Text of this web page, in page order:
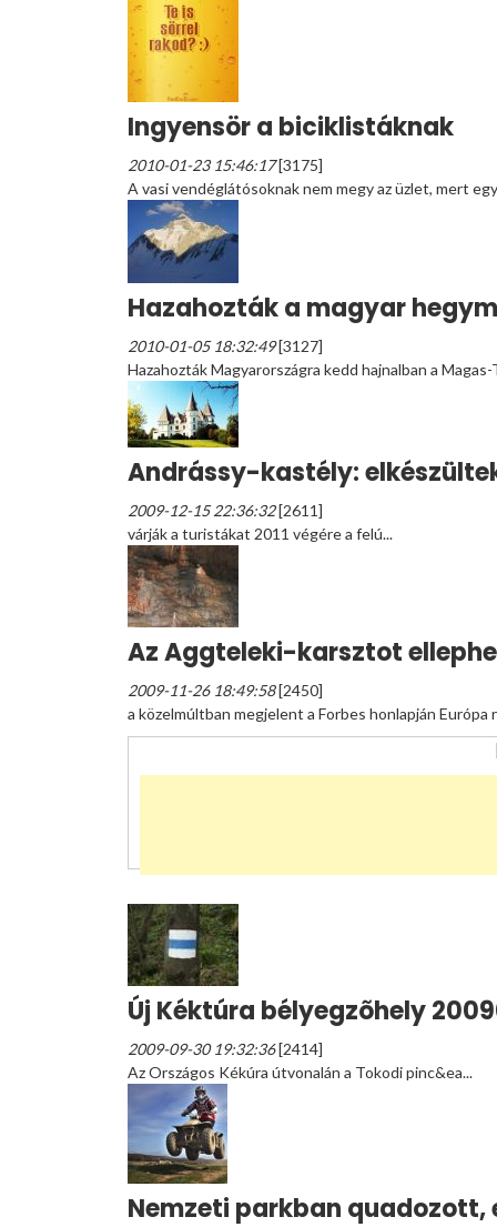
Ingyensör a biciklistáknak
2010-01-23 15:46:17[3175]
A vasi vendéglátósoknak nem megy az üzlet, mert
Hazahozták a magyar
2010-01-05 18:32:49[3127]
Hazahozták Magyarországra kedd hajnalban a
Andrássy-kastély:
2009-12-15 22:36:32[2611]
várják a turistákat 2011 végére a felú...
Az Aggteleki-karsztot
2009-11-26 18:49:58[2450]
a közelmúltban megjelent a Forbes honlapján Európa
Új Kéktúra bélyegzõhely
2009-09-30 19:32:36[2414]
Az Országos Kékúra útvonalán a Tokodi pinc&ea...
Nemzeti parkban quadozott,